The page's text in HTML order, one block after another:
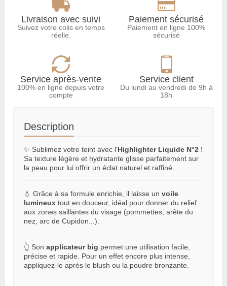
Livraison avec suivi
Suivez votre colis en temps
réelle.
Paiement sécurisé
Paiement en ligne 100%
sécurisé
Service après-vente
100% en ligne depuis votre
compte
Service client
Du lundi au vendredi de 9h à
18h
Description
✨ Sublimez votre teint avec l'Highlighter Liquide N°2 !
Sa texture légère et hydratante glisse parfaitement sur
la peau pour lui offrir un éclat naturel et raffiné.
💧 Grâce à sa formule enrichie, il laisse un voile
lumineux tout en douceur, idéal pour donner du relief
aux zones saillantes du visage (pommettes, arête du
nez, arc de Cupidon...).
👆 Son applicateur big permet une utilisation facile,
précise et rapide. Pour un effet encore plus intense,
appliquez-le après le blush ou la poudre bronzante.